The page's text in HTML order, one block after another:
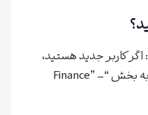
: اگر کاربر جدید هستید،
ابتدا ثبت نام کنید و سپس به بخش “Finance” –